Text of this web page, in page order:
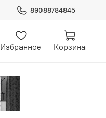
89088784845
Избранное Корзина